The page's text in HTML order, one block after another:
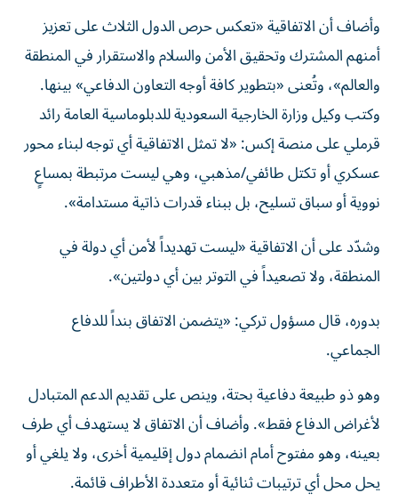
وأضاف أن الاتفاقية «تعكس حرص الدول الثلاث على تعزيز
أمنهم المشترك وتحقيق الأمن والسلام والاستقرار في المنطقة
والعالم»، وتُعنى «بتطوير كافة أوجه التعاون الدفاعي» بينها.
وكتب وكيل وزارة الخارجية السعودية للدبلوماسية العامة رائد
قرملي على منصة إكس: «لا تمثل الاتفاقية أي توجه لبناء محور
عسكري أو تكتل طائفي/مذهبي، وهي ليست مرتبطة بمساعٍ
نووية أو سباق تسليح، بل ببناء قدرات ذاتية مستدامة».
وشدّد على أن الاتفاقية «ليست تهديداً لأمن أي دولة في
المنطقة، ولا تصعيداً في التوتر بين أي دولتين».
بدوره، قال مسؤول تركي: «يتضمن الاتفاق بنداً للدفاع
الجماعي.
وهو ذو طبيعة دفاعية بحتة، وينص على تقديم الدعم المتبادل
لأغراض الدفاع فقط». وأضاف أن الاتفاق لا يستهدف أي طرف
بعينه، وهو مفتوح أمام انضمام دول إقليمية أخرى، ولا يلغي أو
يحل محل أي ترتيبات ثنائية أو متعددة الأطراف قائمة.